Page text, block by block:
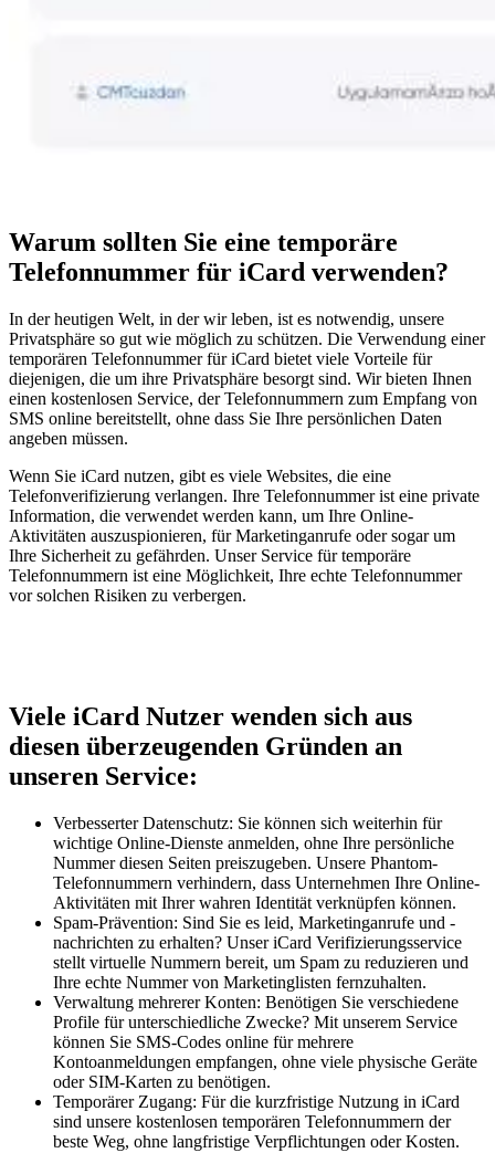
Warum sollten Sie eine temporäre
Telefonnummer für iCard verwenden?
In der heutigen Welt, in der wir leben, ist es notwendig, unsere
Privatsphäre so gut wie möglich zu schützen. Die Verwendung einer
temporären Telefonnummer für iCard bietet viele Vorteile für
diejenigen, die um ihre Privatsphäre besorgt sind. Wir bieten Ihnen
einen kostenlosen Service, der Telefonnummern zum Empfang von
SMS online bereitstellt, ohne dass Sie Ihre persönlichen Daten
angeben müssen.
Wenn Sie iCard nutzen, gibt es viele Websites, die eine
Telefonverifizierung verlangen. Ihre Telefonnummer ist eine private
Information, die verwendet werden kann, um Ihre Online-
Aktivitäten auszuspionieren, für Marketinganrufe oder sogar um
Ihre Sicherheit zu gefährden. Unser Service für temporäre
Telefonnummern ist eine Möglichkeit, Ihre echte Telefonnummer
vor solchen Risiken zu verbergen.
Viele iCard Nutzer wenden sich aus
diesen überzeugenden Gründen an
unseren Service:
Verbesserter Datenschutz: Sie können sich weiterhin für
wichtige Online-Dienste anmelden, ohne Ihre persönliche
Nummer diesen Seiten preiszugeben. Unsere Phantom-
Telefonnummern verhindern, dass Unternehmen Ihre Online-
Aktivitäten mit Ihrer wahren Identität verknüpfen können.
Spam-Prävention: Sind Sie es leid, Marketinganrufe und -
nachrichten zu erhalten? Unser iCard Verifizierungsservice
stellt virtuelle Nummern bereit, um Spam zu reduzieren und
Ihre echte Nummer von Marketinglisten fernzuhalten.
Verwaltung mehrerer Konten: Benötigen Sie verschiedene
Profile für unterschiedliche Zwecke? Mit unserem Service
können Sie SMS-Codes online für mehrere
Kontoanmeldungen empfangen, ohne viele physische Geräte
oder SIM-Karten zu benötigen.
Temporärer Zugang: Für die kurzfristige Nutzung in iCard
sind unsere kostenlosen temporären Telefonnummern der
beste Weg, ohne langfristige Verpflichtungen oder Kosten.